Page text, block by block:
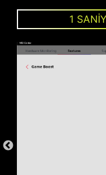
1
patentli
(EMI) engeller ve
bakır yüzeye